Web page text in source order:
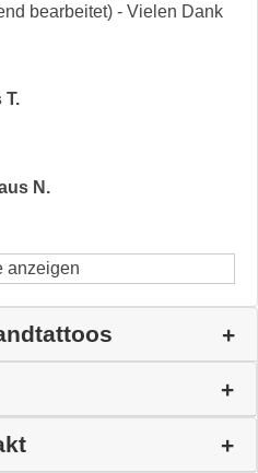
bearbeitet) - Vielen Dank
T.
N.
anzeigen